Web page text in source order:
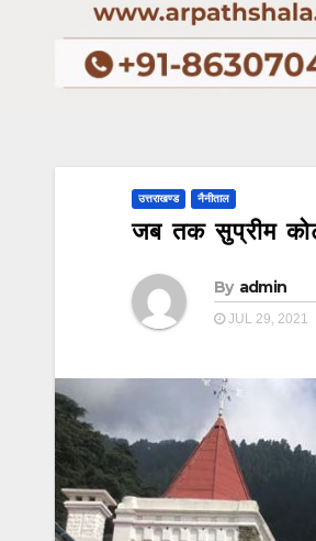
उत्तराखण्ड नैनीताल
जब तक सुप्रीम
By admin
JUL 29, 2021